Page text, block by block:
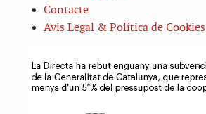
Contacte
Avis Legal & Política de Cookies